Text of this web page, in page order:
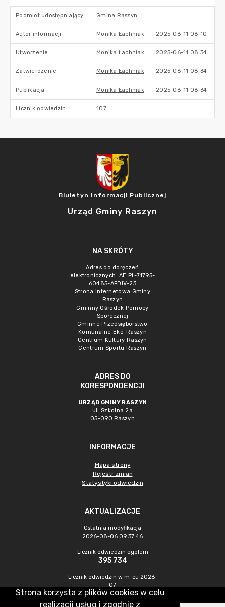
Podmiot udostępniający Gmina Raszyn
Autor informacji Monika Łachniak 2025-06-11 08:10
Utworzenie Monika Łachniak 2025-06-11 08:34
Zatwierdzenie Monika Łachniak 2025-06-11 08:34
Publikacja Monika Łachniak 2025-06-11 08:34
Licznik odwiedzin 107
Biuletyn Informacji Publicznej
Urząd Gminy Raszyn
NA SKRÓTY
Adres do doręczeń
elektronicznych: AE:PL-71795-
60485-AFDIV-23
Strona internetowa Gminy
Raszyn
Gminny Ośrodek Pomocy
Społecznej
Gminne Przedsięborstwo
Komunalne Eko-Raszyn
Centrum Kultury Raszyn
Centrum Sportu Raszyn
ADRES DO
KORESPONDENCJI
URZĄD GMINY RASZYN
ul. Szkolna 2a
05-090 Raszyn
INFORMACJE
Mapa strony
Rejestr zmian
Statystyki odwiedzin
AKTUALIZACJE
Ostatnia modyfikacja
2026-08-06 09:37:46
Licznik odwiedzin ogółem
395 734
Licznik odwiedzin w m-cu 2026-
07
1 045
Strona korzysta z plików cookies w celu
realizacji usług i zgodnie z